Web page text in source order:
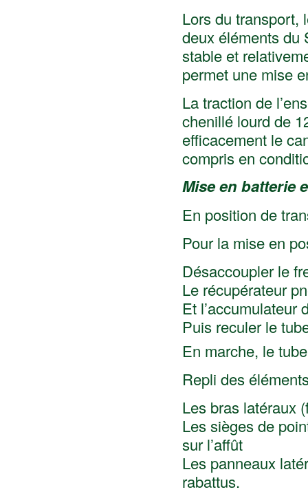
Lors du transport,
deux éléments du
stable et
permet une mise
La traction de
chenillé lourd de
efficacement le
compris en
Mise en batterie
En position de
Pour la mise en
Désaccoupler le
Le récupérateur
Et l’accumulateur
Puis reculer le
En marche, le
Repli des
Les bras latéraux
Les sièges de
sur l’affût
Les panneaux
rabattus.